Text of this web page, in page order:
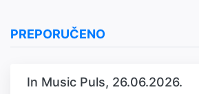
PREPORUČENO
In Music Puls, 26.06.2026.